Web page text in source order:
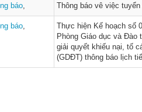
báo Thông báo vê việc
báo
Thực hiện Kế hoạch số
Phòng Giáo dục và Đào
giải quyết khiếu nại, tố
(GDĐT) thông báo lịch